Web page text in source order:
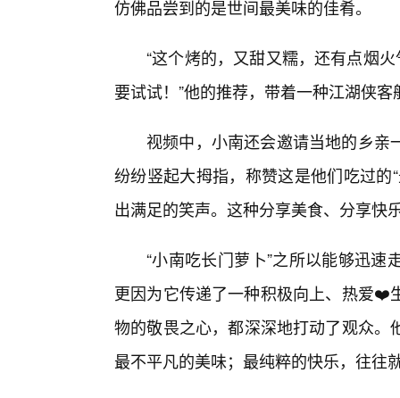
仿佛品尝到的是世间最美味的佳肴。
“这个烤的，又甜又糯，还有点烟
要试试！”他的推荐，带着一种江湖侠
视频中，小南还会邀请当地的乡
纷纷竖起大拇指，称赞这是他们吃过
出满足的笑声。这种分享美食、分享快
“小南吃长门萝卜”之所以能够迅
更因为它传递了一种积极向上、热爱❤️
物的敬畏之心，都深深地打动了观众
最不平凡的美味；最纯粹的快乐，往往